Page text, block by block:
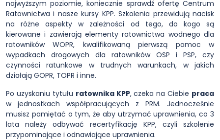
najwyższym poziomie, koniecznie sprawdź ofertę Centrum
Ratownictwa i nasze kursy KPP. Szkolenia przewidują nacisk
na różne aspekty w zależności od tego, do kogo są
kierowane i zawierają elementy ratownictwa wodnego dla
ratowników WOPR, kwalifikowaną pierwszą pomoc w
wypadkach drogowych dla ratowników OSP i PSP, czy
czynności ratunkowe w trudnych warunkach, w jakich
działają GOPR, TOPR i inne.
Po uzyskaniu tytułu ratownika KPP, czeka na Ciebie praca
w jednostkach współpracujących z PRM. Jednocześnie
musisz pamiętać o tym, że aby utrzymać uprawnienia, co 3
lata należy odbywać recertyfikację KPP, czyli szkolenie
przypominające i odnawiające uprawnienia.